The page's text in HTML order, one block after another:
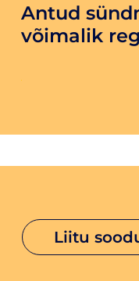
Antud
võimalik
liitu